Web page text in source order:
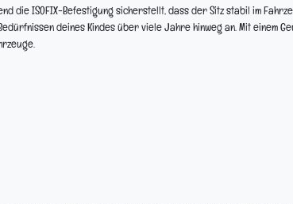
ISOFIX-Befestigung sicherstellt, dass der Sitz stabil im
deines Kindes über viele Jahre hinweg an. Mit einem